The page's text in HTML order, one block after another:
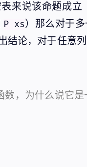
来说该命题成立
P xs）那么对于
结论，对于任意
，为什么说它是